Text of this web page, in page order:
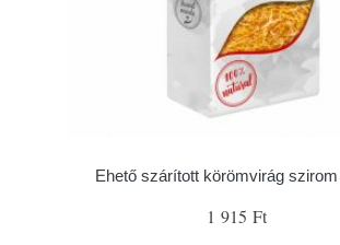
Ehető szárított körömvirág
1 915 Ft